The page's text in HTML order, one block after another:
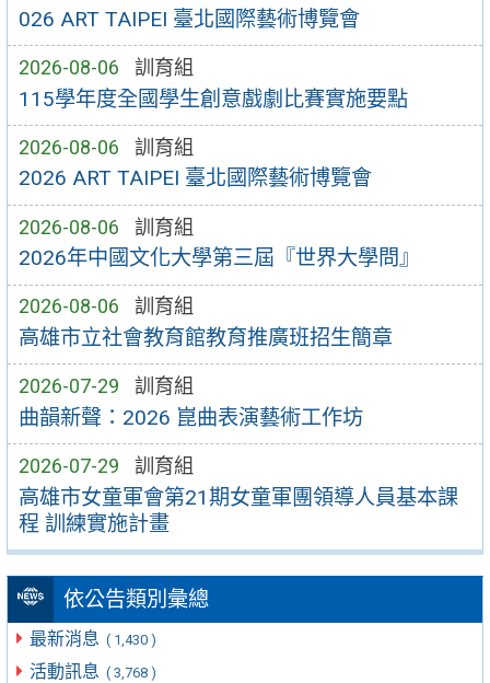
026 ART TAIPEI 臺北國際藝術博覽會
2026-08-06 訓育組
115學年度全國學生創意戲劇比賽實施要點
2026-08-06 訓育組
2026 ART TAIPEI 臺北國際藝術博覽會
2026-08-06 訓育組
2026年中國文化大學第三屆『世界大學問』
2026-08-06 訓育組
高雄市立社會教育館教育推廣班招生簡章
2026-07-29 訓育組
曲韻新聲：2026 崑曲表演藝術工作坊
2026-07-29 訓育組
高雄市女童軍會第21期女童軍團領導人員基本課
程 訓練實施計畫
依公告類別彙總
最新消息 ( 1,430 )
活動訊息 ( 3,768 )